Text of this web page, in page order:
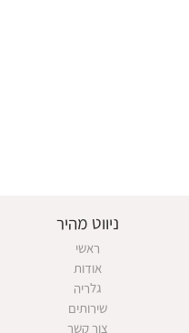
ניווט מהיר
ראשי
אודות
גלריה
שירותים
צור קשר